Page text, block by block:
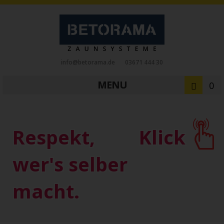
MENU 0
Schiebetore Drehtore Zaunfelder
Antriebe
Referenzen
Downloads Zubehör
Tore
ALUMINIUM
Klick
Respekt,
wer's selber
macht.